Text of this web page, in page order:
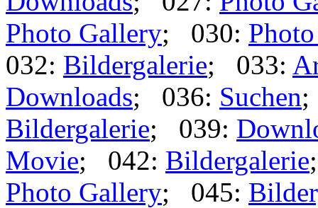
Photo Gallery; 030:
032: Bildergalerie; 033:
Downloads; 036: Suchen
Bildergalerie; 039:
Movie; 042: Bildergalerie
Photo Gallery; 045: